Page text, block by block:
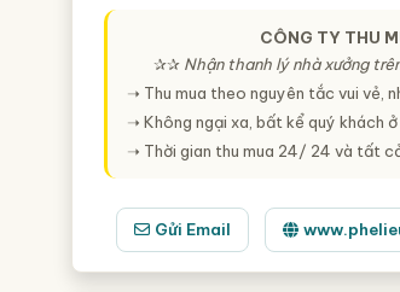
CÔNG TY THU
✰✰ Nhận thanh lý nhà xưởng
➝ Thu mua theo nguyên tắc vui vẻ,
➝ Không ngại xa, bất kể quý khách
➝ Thời gian thu mua 24/ 24 và tất
Gửi Email